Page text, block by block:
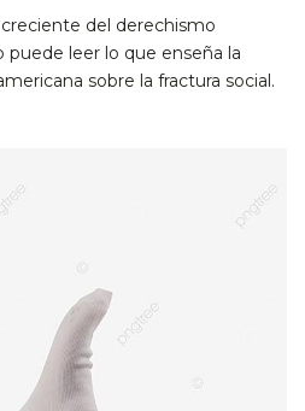
del derechismo
leer lo que enseña la
sobre la fractura social.